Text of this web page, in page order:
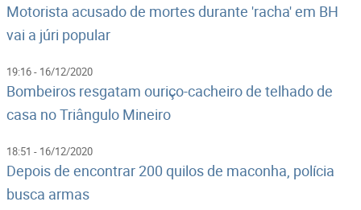
Motorista acusado de mortes durante 'racha' em BH
vai a júri popular
19:16 - 16/12/2020
Bombeiros resgatam ouriço-cacheiro de telhado de
casa no Triângulo Mineiro
18:51 - 16/12/2020
Depois de encontrar 200 quilos de maconha, polícia
busca armas